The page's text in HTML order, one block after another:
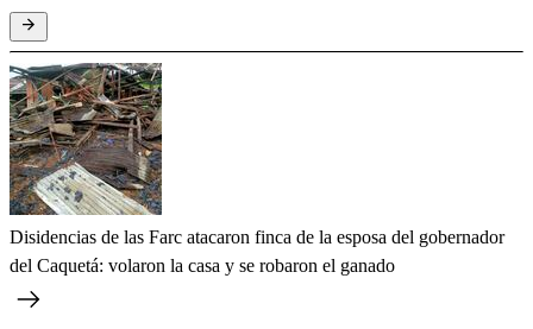
Disidencias de las Farc atacaron finca de la esposa del gobernador
del Caquetá: volaron la casa y se robaron el ganado